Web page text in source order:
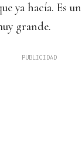
ya hacía. Es
grande.